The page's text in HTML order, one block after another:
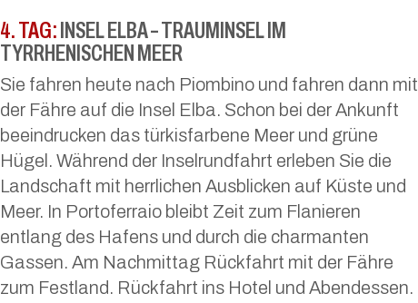
4. TAG:INSEL ELBA – TRAUMINSEL IM
TYRRHENISCHEN MEER
Sie fahren heute nach Piombino und fahren dann mit
der Fähre auf die Insel Elba. Schon bei der Ankunft
beeindrucken das türkisfarbene Meer und grüne
Hügel. Während der Inselrundfahrt erleben Sie die
Landschaft mit herrlichen Ausblicken auf Küste und
Meer. In Portoferraio bleibt Zeit zum Flanieren
entlang des Hafens und durch die charmanten
Gassen. Am Nachmittag Rückfahrt mit der Fähre
zum Festland. Rückfahrt ins Hotel und Abendessen.